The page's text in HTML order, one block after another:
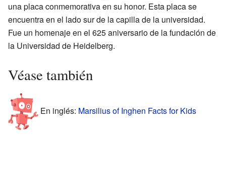
una placa conmemorativa en su honor. Esta placa se
encuentra en el lado sur de la capilla de la universidad.
Fue un homenaje en el 625 aniversario de la fundación de
la Universidad de Heidelberg.
Véase también
En inglés: Marsilius of Inghen Facts for Kids